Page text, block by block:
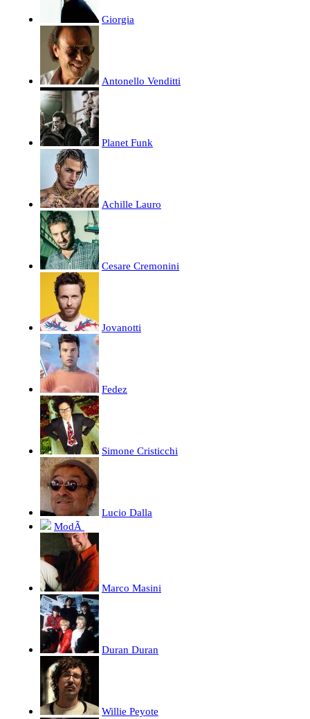
Giorgia
Antonello Venditti
Planet Funk
Achille Lauro
Cesare Cremonini
Jovanotti
Fedez
Simone Cristicchi
Lucio Dalla
ModÃ
Marco Masini
Duran Duran
Willie Peyote